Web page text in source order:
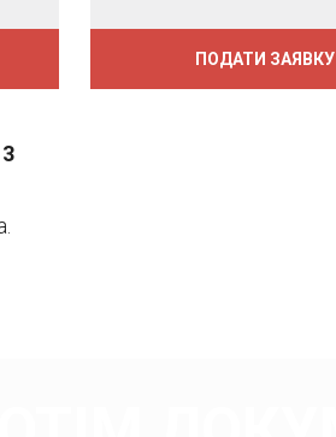
ПОДАТИ ЗАЯВКУ